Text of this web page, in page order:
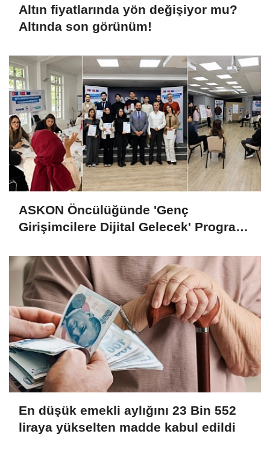
Altın fiyatlarında yön değişiyor mu?
Altında son görünüm!
ASKON Öncülüğünde 'Genç
Girişimcilere Dijital Gelecek' Programı
En düşük emekli aylığını 23 Bin 552
liraya yükselten madde kabul edildi